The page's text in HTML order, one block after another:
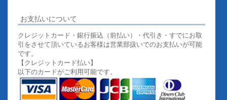
お支払いについて
クレジットカード・銀行振込（前払い）・代引き・すでにお取
引をさせて頂いているお客様は営業部扱いでのお支払いが可能
です。
【クレジットカード払い】
以下のカードがご利用可能です。